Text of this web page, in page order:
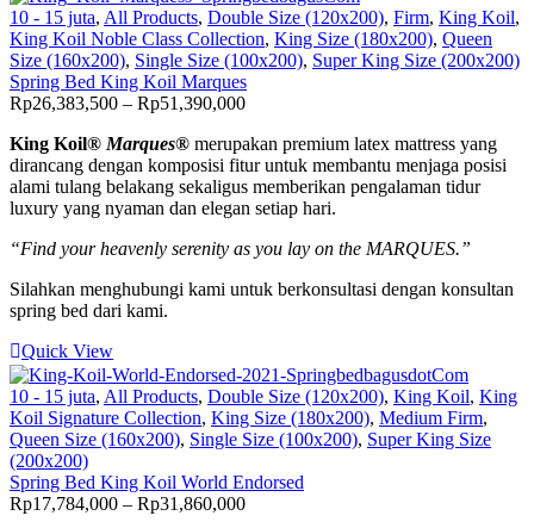
10 - 15 juta, All Products, Double Size (120x200), Firm, King Koil,
King Koil Noble Class Collection, King Size (180x200), Queen
Size (160x200), Single Size (100x200), Super King Size (200x200)
Spring Bed King Koil Marques
Rp26,383,500 – Rp51,390,000Price
Rp26,383,500
through
Rp51,390,000
King Koil®Marques® merupakan premium latex mattress yang
dirancang dengan komposisi fitur untuk membantu menjaga posisi
alami tulang belakang sekaligus memberikan pengalaman tidur
luxury yang nyaman dan elegan setiap hari.
“Find your heavenly serenity as you lay on the MARQUES.”
Silahkan menghubungi kami untuk berkonsultasi dengan konsultan
spring bed dari kami.
Quick View
10 - 15 juta, All Products, Double Size (120x200), King Koil, King
Koil Signature Collection, King Size (180x200), Medium Firm,
Queen Size (160x200), Single Size (100x200), Super King Size
(200x200)
Spring Bed King Koil World Endorsed
Rp17,784,000 – Rp31,860,000Price